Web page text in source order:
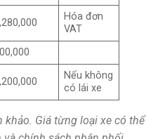
Hóa đơn
VAT
Nếu không
có lái xe
Giá từng loại xe có thể